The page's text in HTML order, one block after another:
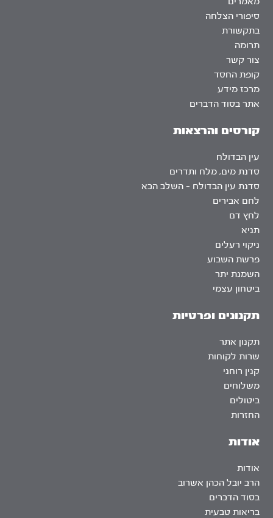
אודות
אודות
הרב יובל הכהן אשרוב
בסוד הדברים
בריאות טבעית
סיפורי הצלחה
בתקשורת
תרומה
צור קשר
קופת החסד
מרכז מידע
אתר בסוד הדברים
קורסים והרצאות
עין הבדולח
סדנת מים, מלח ותדרים
סדנת עין הבדולח – השלב הבא
לחם אבירים
לחץ דם
תניא
ניקוי רעלים
פרשת השבוע
השמנת יתר
ביטחון עצמי
תקנונים ופרטיות
תקנון אתר
שרות לקוחות
קנין רוחני
משלוחים
ביטולים
החזרות